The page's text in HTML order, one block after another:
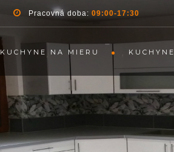
Pracovná doba: 09:00-17:30
KUCHYNE NA MIERU KUCHYNE